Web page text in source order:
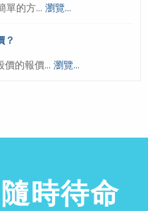
單的方... 瀏覽...
？
的報價... 瀏覽...
隨時待命